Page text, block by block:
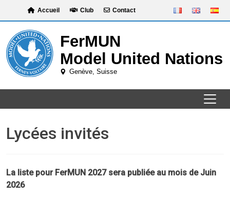
content
Accueil Club Contact
Lycées invités
La liste pour FerMUN 2027 sera publiée au mois de Juin
2026